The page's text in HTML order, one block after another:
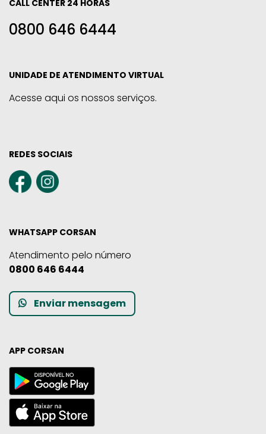
CALL CENTER 24 HORAS
0800 646 6444
UNIDADE DE ATENDIMENTO VIRTUAL
Acesse aqui os nossos serviços.
REDES SOCIAIS
WHATSAPP CORSAN
Atendimento pelo número
0800 646 6444
Enviar mensagem
APP CORSAN